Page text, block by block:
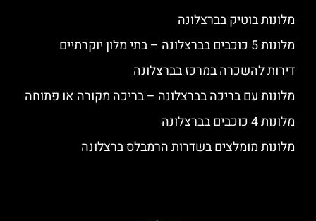
מלונות בוטיק בברצלונה
מלונות 5 כוכבים בברצלונה – בתי מלון יוקרתיים
דירות להשכרה במרכז בברצלונה
מלונות עם בריכה בברצלונה – בריכה מקורה או פתוחה
מלונות 4 כוכבים בברצלונה
מלונות מומלצים בשדרות הרמבלס ברצלונה